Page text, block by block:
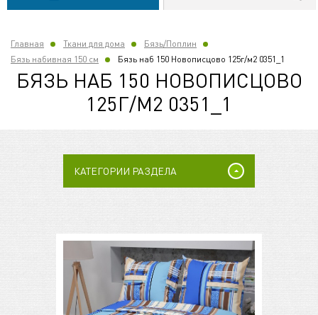
Главная Ткани для дома
Бязь/Поплин
Бязь набивная 150 см
Бязь наб 150 Новописцово 125г/м2 0351_1
БЯЗЬ НАБ 150 НОВОПИСЦОВО
125Г/М2 0351_1
КАТЕГОРИИ РАЗДЕЛА